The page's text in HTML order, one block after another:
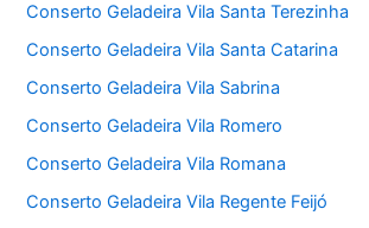
Conserto Geladeira Vila Santa Terezinha
Conserto Geladeira Vila Santa Catarina
Conserto Geladeira Vila Sabrina
Conserto Geladeira Vila Romero
Conserto Geladeira Vila Romana
Conserto Geladeira Vila Regente Feijó